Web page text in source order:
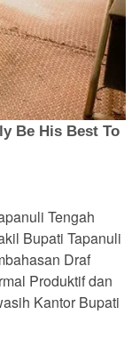
Tengah
Bupati Tapanuli
Draf
Produktif dan
Kantor Bupati